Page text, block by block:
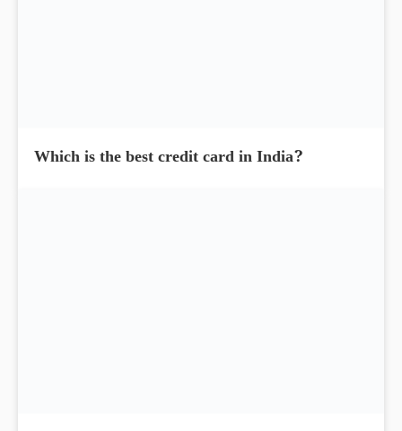
Which is the best credit card in India?